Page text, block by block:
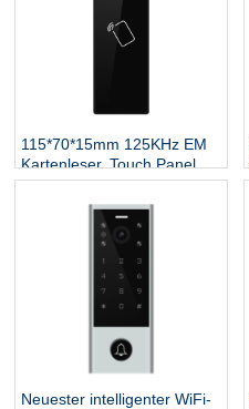
115*70*15mm 125KHz EM
Kartenleser, Touch Panel
Proximity RFID Wiegand
Zugangskontrollsystem
Neuester intelligenter WiFi-